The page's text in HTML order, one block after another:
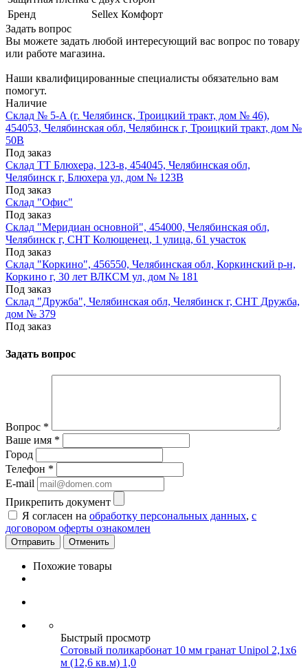
Бренд
Sellex Комфорт
Задать вопрос
Вы можете задать любой интересующий вас вопрос по товару
или работе магазина.
Наши квалифицированные специалисты обязательно вам
помогут.
Наличие
Склад № 5-А (г. Челябинск, Троицкий тракт, дом № 46),
454053, Челябинская обл, Челябинск г, Троицкий тракт, дом №
50В
Под заказ
Склад ТТ Блюхера, 123-в, 454045, Челябинская обл,
Челябинск г, Блюхера ул, дом № 123В
Под заказ
Склад "Офис"
Под заказ
Склад "Меридиан основной", 454000, Челябинская обл,
Челябинск г, СНТ Колющенец, 1 улица, 61 участок
Под заказ
Склад "Коркино", 456550, Челябинская обл, Коркинский р-н,
Коркино г, 30 лет ВЛКСМ ул, дом № 181
Под заказ
Склад "Дружба", Челябинская обл, Челябинск г, СНТ Дружба,
дом № 379
Под заказ
Задать вопрос
Вопрос *
Ваше имя *
Город
Телефон *
E-mail
Прикрепить документ
Я согласен на обработку персональных данных, с
договором оферты ознакомлен
Отменить
Похожие товары
Быстрый просмотр
Сотовый поликарбонат 10 мм гранат Unipol 2,1х6
м (12,6 кв.м) 1,0